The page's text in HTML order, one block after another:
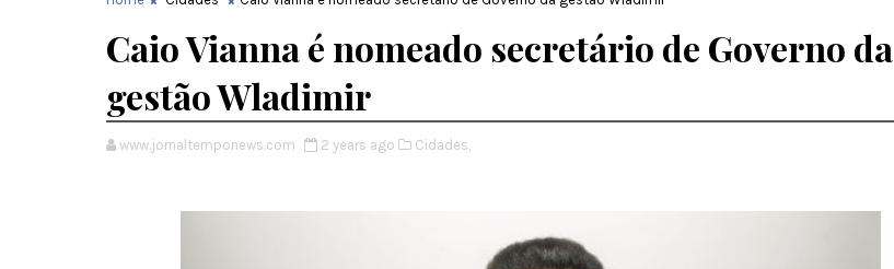
Caio Vianna é nomeado secretário de Governo da
gestão Wladimir
www.jornaltemponews.com 2 years ago Cidades,